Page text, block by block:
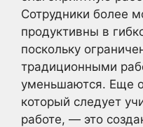
Сотрудники более
продуктивны в
поскольку
традиционными
уменьшаются. Еще
который следует
работе, — это